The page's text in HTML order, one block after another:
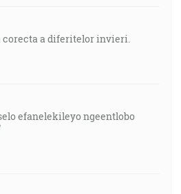
corecta a diferitelor invieri.
efanelekileyo ngeentlobo